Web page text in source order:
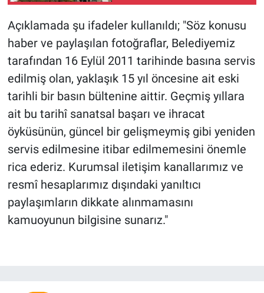
Açıklamada şu ifadeler kullanıldı; "Söz konusu
haber ve paylaşılan fotoğraflar, Belediyemiz
tarafından 16 Eylül 2011 tarihinde basına servis
edilmiş olan, yaklaşık 15 yıl öncesine ait eski
tarihli bir basın bültenine aittir. Geçmiş yıllara
ait bu tarihî sanatsal başarı ve ihracat
öyküsünün, güncel bir gelişmeymiş gibi yeniden
servis edilmesine itibar edilmemesini önemle
rica ederiz. Kurumsal iletişim kanallarımız ve
resmî hesaplarımız dışındaki yanıltıcı
paylaşımların dikkate alınmamasını
kamuoyunun bilgisine sunarız."